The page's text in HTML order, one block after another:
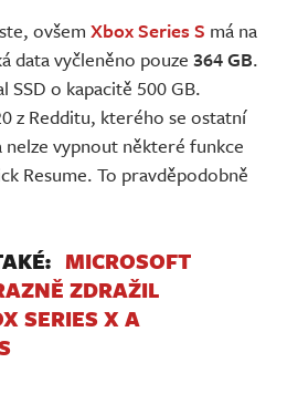
ovšem Xbox Series S má na
data vyčleněno pouze364 GB.
o kapacitě 500 GB.
z Redditu, kterého se ostatní
nelze vypnout některé funkce
Resume. To pravděpodobně
MICROSOFT
ZDRAŽIL
SERIES X A